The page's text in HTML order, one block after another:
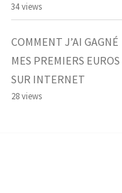
34 views
COMMENT J’AI GAGNÉ
MES PREMIERS EUROS
SUR INTERNET
28 views